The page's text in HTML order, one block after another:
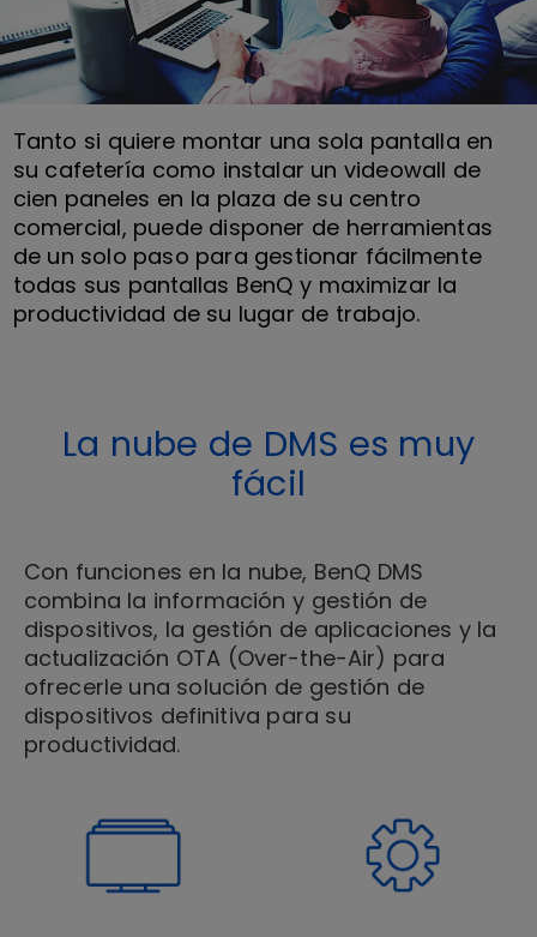
Tanto si quiere montar una sola pantalla en
su cafetería como instalar un videowall de
cien paneles en la plaza de su centro
comercial, puede disponer de herramientas
de un solo paso para gestionar fácilmente
todas sus pantallas BenQ y maximizar la
productividad de su lugar de trabajo.
La nube de DMS es muy
fácil
Con funciones en la nube, BenQ DMS
combina la información y gestión de
dispositivos, la gestión de aplicaciones y la
actualización OTA (Over-the-Air) para
ofrecerle una solución de gestión de
dispositivos definitiva para su
productividad.